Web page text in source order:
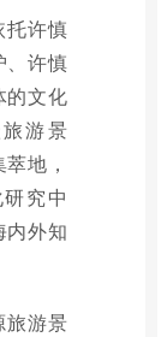
托许慎
、许慎
的文化
游景
地，
究中
内外知
旅游景